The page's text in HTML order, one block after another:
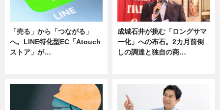
「売る」から「つながる」
へ。LINE特化型EC「Atouch
ストア」が…
成城石井が挑む「ロングサマ
ー化」への布石。2カ月前倒
しの調達と独自の商…